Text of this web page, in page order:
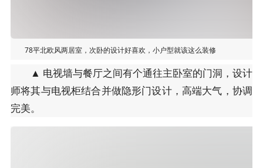
78平北欧风两居室，次卧的设计好喜欢，小户型就该这么装修
▲ 电视墙与餐厅之间有个通往主卧室的门洞，设计
师将其与电视柜结合并做隐形门设计，高端大气，协调
完美。